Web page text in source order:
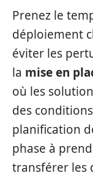
Prenez le
déploiement
éviter les
la mise en
où les
des
planification
phase à
transférer les